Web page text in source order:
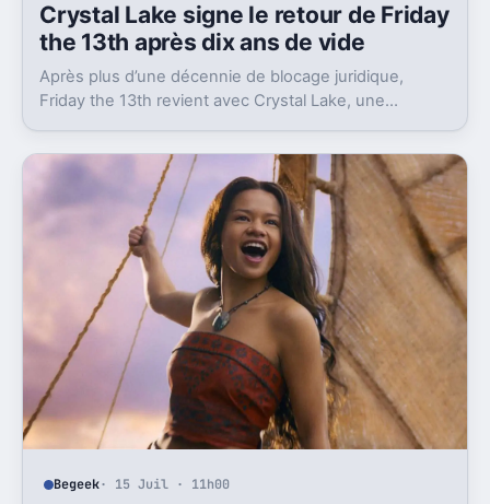
Crystal Lake signe le retour de Friday
the 13th après dix ans de vide
Après plus d’une décennie de blocage juridique,
Friday the 13th revient avec Crystal Lake, une
décor.
Begeek· 15 Juil · 11h00